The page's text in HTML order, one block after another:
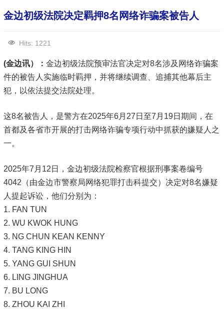
金边初级法院决定羁押8名网络诈骗案被告人
Hits: 1221
(金边讯）： 金边初级法院预审法官决定对8名涉及网络诈骗案
件的被告人实施临时羁押，并将继续调查、追捕其他幕后主
犯，以依法提交法院处理。
这8名被告人，是警方在2025年6月27日至7月19日期间，在
首都及各省市开展的打击网络诈骗专项行动中抓获的嫌疑人之
一。
2025年7月12日，金边初级法院检察官根据刑事案卷编号
4042（由金边市警察局网络犯罪打击科提交）决定对8名嫌疑
人提起诉讼，他们分别为：
1. FAN TUN
2. WU KWOK HUNG
3. NG CHUN KEAN KENNY
4. TANG KING HIN
5. YANG GUI SHUN
6. LING JINGHUA
7. BU LONG
8. ZHOU KAI ZHI